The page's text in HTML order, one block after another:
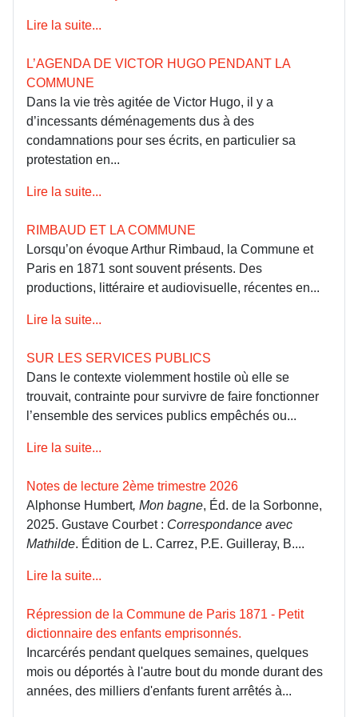
Lire la suite...
L’AGENDA DE VICTOR HUGO PENDANT LA
COMMUNE
Dans la vie très agitée de Victor Hugo, il y a
d’incessants déménagements dus à des
condamnations pour ses écrits, en particulier sa
protestation en...
Lire la suite...
RIMBAUD ET LA COMMUNE
Lorsqu’on évoque Arthur Rimbaud, la Commune et
Paris en 1871 sont souvent présents. Des
productions, littéraire et audiovisuelle, récentes en...
Lire la suite...
SUR LES SERVICES PUBLICS
Dans le contexte violemment hostile où elle se
trouvait, contrainte pour survivre de faire fonctionner
l’ensemble des services publics empêchés ou...
Lire la suite...
Notes de lecture 2ème trimestre 2026
Alphonse Humbert, Mon bagne, Éd. de la Sorbonne,
2025. Gustave Courbet : Correspondance avec
Mathilde. Édition de L. Carrez, P.E. Guilleray, B....
Lire la suite...
Répression de la Commune de Paris 1871 - Petit
dictionnaire des enfants emprisonnés.
Incarcérés pendant quelques semaines, quelques
mois ou déportés à l'autre bout du monde durant des
années, des milliers d'enfants furent arrêtés à...